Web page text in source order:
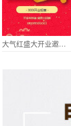
大气红盛大开业邀请函